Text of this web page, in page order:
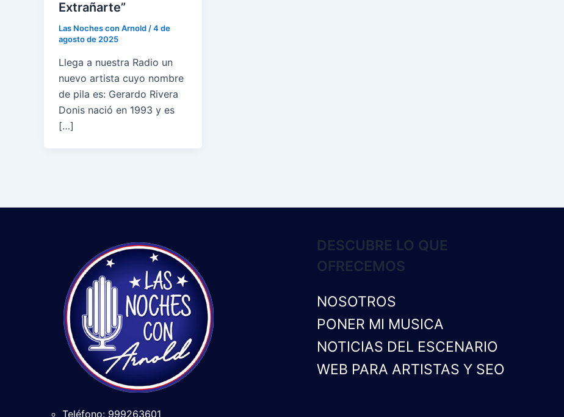
Extrañarte”
Las Noches con Arnold /4 de
agosto de 2025
Llega a nuestra Radio un
nuevo artista cuyo nombre
de pila es: Gerardo Rivera
Donis nació en 1993 y es
[…]
Teléfono: 999263601
DESCUBRE LO QUE
OFRECEMOS
NOSOTROS
PONER MI MUSICA
NOTICIAS DEL ESCENARIO
WEB PARA ARTISTAS Y SEO